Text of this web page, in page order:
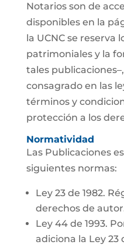
Notarios son de
disponibles en la
la UCNC se reserva
patrimoniales y la
tales
consagrado en las
términos y
protección a los
Normatividad
Las Publicaciones
siguientes normas:
Ley 23 de 1982.
derechos de
Ley 44 de 1993.
adiciona la Ley 23